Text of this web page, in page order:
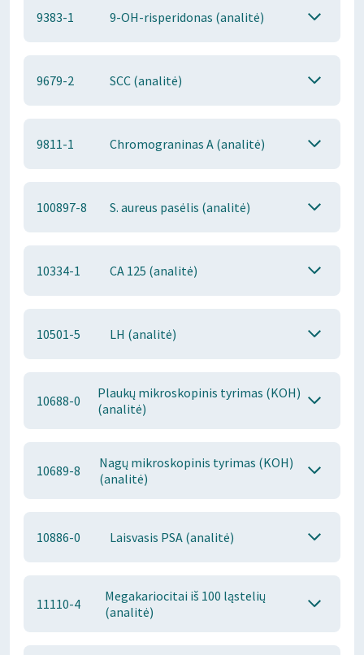
9383-1 9-OH-risperidonas (analitė)
9679-2 SCC (analitė)
9811-1 Chromograninas A (analitė)
100897-8 S. aureus pasėlis (analitė)
10334-1 CA 125 (analitė)
10501-5 LH (analitė)
10688-0
Plaukų mikroskopinis tyrimas (KOH)
(analitė)
10689-8
Nagų mikroskopinis tyrimas (KOH)
(analitė)
10886-0 Laisvasis PSA (analitė)
11110-4
Megakariocitai iš 100 ląstelių
(analitė)